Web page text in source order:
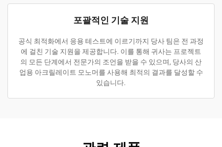
포괄적인 기술 지원
공식 최적화에서 응용 테스트에 이르기까지 당사 팀은 전 과정
에 걸친 기술 지원을 제공합니다. 이를 통해 귀사는 프로젝트
의 모든 단계에서 전문가의 조언을 받을 수 있으며, 당사의 산
업용 아크릴레이트 모노머를 사용해 최적의 결과를 달성할 수
있습니다.